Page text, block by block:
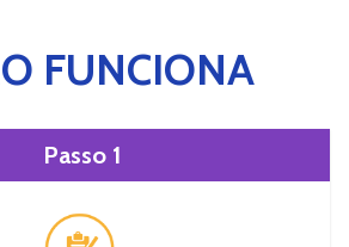
FUNCIONA
Passo 1